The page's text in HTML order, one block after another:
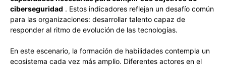
ciberseguridad . Estos indicadores reflejan un desafío común
para las organizaciones: desarrollar talento capaz de
responder al ritmo de evolución de las tecnologías.
En este escenario, la formación de habilidades contempla un
ecosistema cada vez más amplio. Diferentes actores en el